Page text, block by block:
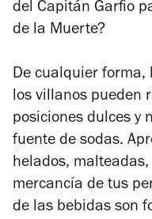
del Capitán Garfio
de la Muerte?
De cualquier forma,
los villanos pueden
posiciones dulces y
fuente de sodas.
helados,
mercancía de tus
de las bebidas son